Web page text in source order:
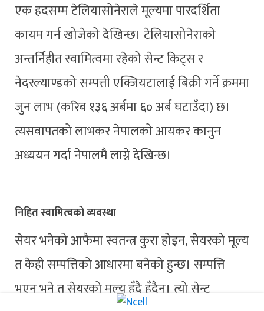
एक हदसम्म टेलियासोनेराले मूल्यमा पारदर्शिता
कायम गर्न खोजेको देखिन्छ। टेलियासोनेराको
अन्तर्निहीत स्वामित्वमा रहेको सेन्ट किट्स र
नेदरल्याण्डको सम्पत्ती एक्जियटालाई बिक्री गर्ने क्रममा
जुन लाभ (करिब १३६ अर्बमा ६० अर्ब घटाउँदा) छ।
त्यसवापतको लाभकर नेपालको आयकर कानुन
अध्ययन गर्दा नेपालमै लाग्ने देखिन्छ।
निहित स्वामित्वको व्यवस्था
सेयर भनेको आफैमा स्वतन्त्र कुरा होइन, सेयरको मूल्य
त केही सम्पत्तिको आधारमा बनेको हुन्छ। सम्पत्ति
भएन भने त सेयरको मूल्य हुँदै हुँदैन। त्यो सेन्ट